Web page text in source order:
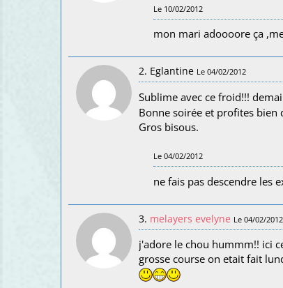
Le 10/02/2012
mon mari adoooore ça
2. Eglantine Le 04/02/2012
Sublime avec ce froid!!!
Bonne soirée et profites bien
Gros bisous.
Le 04/02/2012
ne fais pas descendre les
3. melayers evelyne Le 04/02/2012
j'adore le chou hummm!! ici
grosse course on etait fait